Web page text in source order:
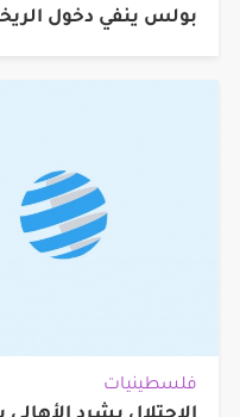
بولس ينفي دخول
فلسطينيات